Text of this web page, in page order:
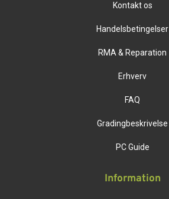
Kontakt os
Handelsbetingelser
RMA & Reparation
Erhverv
FAQ
Gradingbeskrivelse
PC Guide
Information